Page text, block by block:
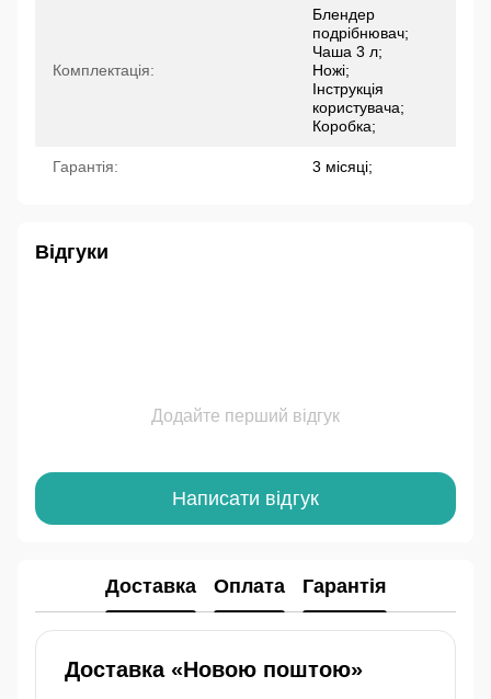
Комплектація:
Блендер
подрібнювач;
Чаша 3 л;
Ножі;
Інструкція
користувача;
Коробка;
Гарантія: 3 місяці;
Відгуки
Додайте перший відгук
Написати відгук
Доставка Оплата Гарантія
Доставка «Новою поштою»